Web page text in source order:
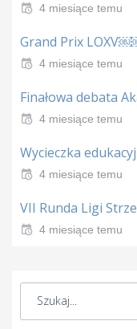
4 miesiące temu
Grand Prix
4 miesiące temu
Finałowa debata
4 miesiące temu
Wycieczka
4 miesiące temu
VII Runda Ligi
4 miesiące temu